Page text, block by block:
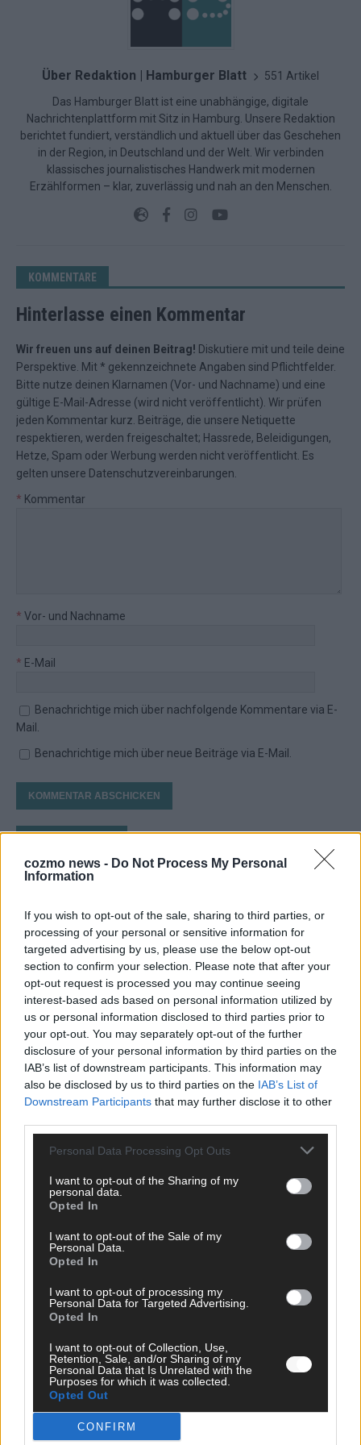
cozmo news - Do Not Process My Personal
Information
If you wish to opt-out of the sale, sharing to third parties, or
processing of your personal or sensitive information for
targeted advertising by us, please use the below opt-out
section to confirm your selection. Please note that after your
opt-out request is processed you may continue seeing
interest-based ads based on personal information utilized by
us or personal information disclosed to third parties prior to
your opt-out. You may separately opt-out of the further
disclosure of your personal information by third parties on the
IAB’s list of downstream participants. This information may
also be disclosed by us to third parties on the IAB’s List of
Downstream Participants that may further disclose it to other
Personal Data Processing Opt Outs
I want to opt-out of the Sharing of my
personal data.
Opted In
I want to opt-out of the Sale of my
Personal Data.
Opted In
I want to opt-out of processing my
Personal Data for Targeted Advertising.
Opted In
I want to opt-out of Collection, Use,
Retention, Sale, and/or Sharing of my
Personal Data that Is Unrelated with the
Purposes for which it was collected.
Opted Out
CONFIRM
Über Redaktion | Hamburger Blatt 551 Artikel
Das Hamburger Blatt ist eine unabhängige, digitale
Nachrichtenplattform mit Sitz in Hamburg. Unsere Redaktion
berichtet fundiert, verständlich und aktuell über das Geschehen
in der Region, in Deutschland und der Welt. Wir verbinden
klassisches journalistisches Handwerk mit modernen
Erzählformen – klar, zuverlässig und nah an den Menschen.
KOMMENTARE
Hinterlasse einen Kommentar
Wir freuen uns auf deinen Beitrag! Diskutiere mit und teile deine
Perspektive. Mit * gekennzeichnete Angaben sind Pflichtfelder.
Bitte nutze deinen Klarnamen (Vor- und Nachname) und eine
gültige E-Mail-Adresse (wird nicht veröffentlicht). Wir prüfen
jeden Kommentar kurz. Beiträge, die unsere Netiquette
respektieren, werden freigeschaltet; Hassrede, Beleidigungen,
Hetze, Spam oder Werbung werden nicht veröffentlicht. Es
gelten unsere Datenschutzvereinbarungen
* Kommentar
* Vor- und Nachname
* E-Mail
Benachrichtige mich über nachfolgende Kommentare via E-
Mail.
Benachrichtige mich über neue Beiträge via E-Mail.
JETZT ANGESAGT
Europa-Park 2026: 18 Themenbereiche, Sallys
Café, Westernbrauerei und Snorri im Kino
EXTRA
ESC 2026: Ein Sieger, der klar überzeugt – und
eine Debatte, die nicht aufhört
Mai 2026